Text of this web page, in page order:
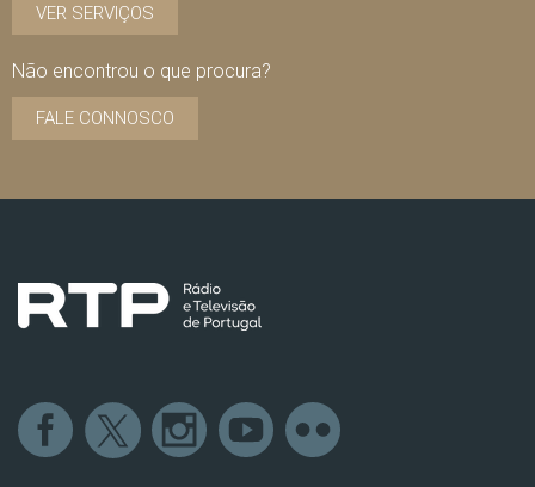
VER SERVIÇOS
Não encontrou o que procura?
FALE CONNOSCO